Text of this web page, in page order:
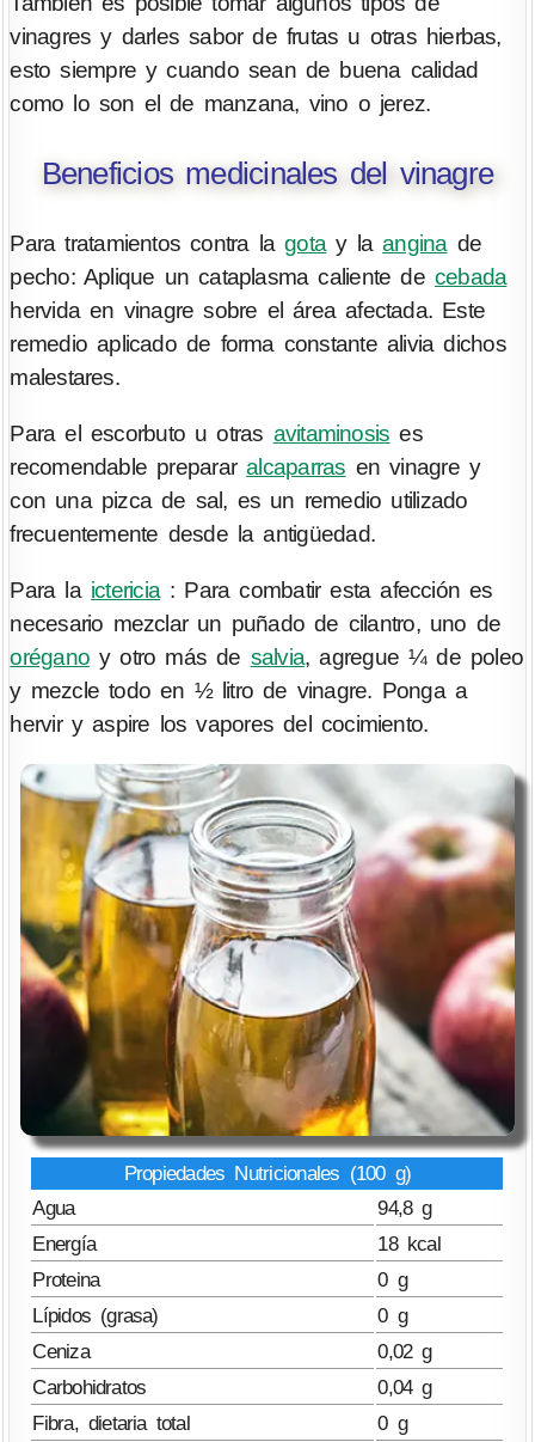
vinagres y darles sabor de frutas u otras hierbas,
esto siempre y cuando sean de buena calidad
como lo son el de manzana, vino o jerez.
Beneficios medicinales del vinagre
Para tratamientos contra lagota y laangina de
pecho: Aplique un cataplasma caliente de cebada
hervida en vinagre sobre el área afectada. Este
remedio aplicado de forma constante alivia dichos
malestares.
Para el escorbuto u otras avitaminosis es
recomendable prepararalcaparras en vinagre y
con una pizca de sal, es un remedio utilizado
frecuentemente desde la antigüedad.
Para la ictericia: Para combatir esta afección es
necesario mezclar un puñado de cilantro, uno de
orégano y otro más de salvia, agregue ¼ de poleo
y mezcle todo en ½ litro de vinagre. Ponga a
hervir y aspire los vapores del cocimiento.
Propiedades Nutricionales (100 g)
Agua
94,8 g
Energía
18 kcal
Proteina
0 g
Lípidos (grasa)
0 g
Ceniza
0,02 g
Carbohidratos
0,04 g
Fibra, dietaria total
0 g